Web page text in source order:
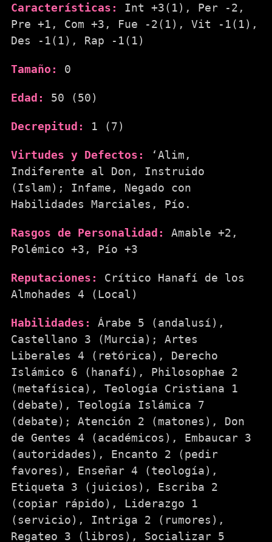
Características:
Int +3(1), Per -2,
Pre +1, Com +3, Fue -2(1), Vit -1(1),
Des -1(1), Rap -1(1)
Tamaño: 0
Edad: 50 (50)
Decrepitud: 1 (7)
Virtudes y Defectos:
‘Alim,
Indiferente al Don, Instruido
(Islam); Infame, Negado con
Habilidades Marciales, Pío.
Rasgos de Personalidad:
Amable +2,
Polémico +3, Pío +3
Reputaciones:
Crítico Hanafí de los
Almohades 4 (Local)
Habilidades:
Árabe 5 (andalusí),
Castellano 3 (Murcia); Artes
Liberales 4 (retórica), Derecho
Islámico 6 (hanafí), Philosophae 2
(metafísica), Teología Cristiana 1
(debate), Teología Islámica 7
(debate); Atención 2 (matones), Don
de Gentes 4 (académicos), Embaucar 3
(autoridades), Encanto 2 (pedir
favores), Enseñar 4 (teología),
Etiqueta 3 (juicios), Escriba 2
(copiar rápido), Liderazgo 1
(servicio), Intriga 2 (rumores),
Regateo 3 (libros), Socializar 5